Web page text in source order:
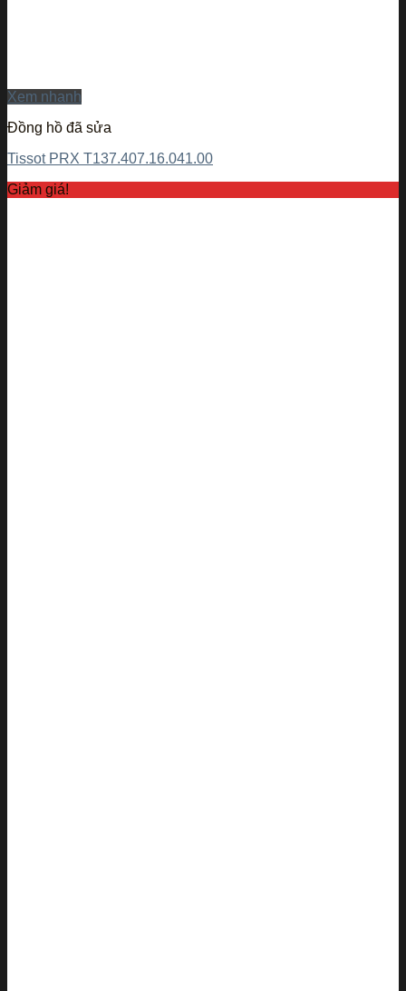
Xem nhanh
Đồng hồ đã sửa
Tissot PRX T137.407.16.041.00
Giảm giá!